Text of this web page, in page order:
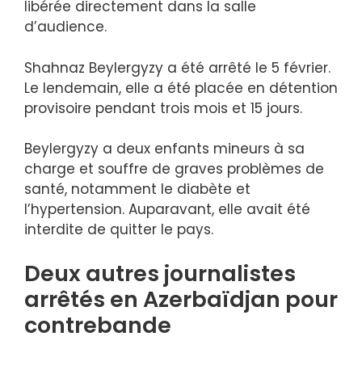
libérée directement dans la salle
d’audience.
Shahnaz Beylergyzy a été arrêté le 5 février.
Le lendemain, elle a été placée en détention
provisoire pendant trois mois et 15 jours.
Beylergyzy a deux enfants mineurs à sa
charge et souffre de graves problèmes de
santé, notamment le diabète et
l’hypertension. Auparavant, elle avait été
interdite de quitter le pays.
Deux autres journalistes
arrêtés en Azerbaïdjan pour
contrebande